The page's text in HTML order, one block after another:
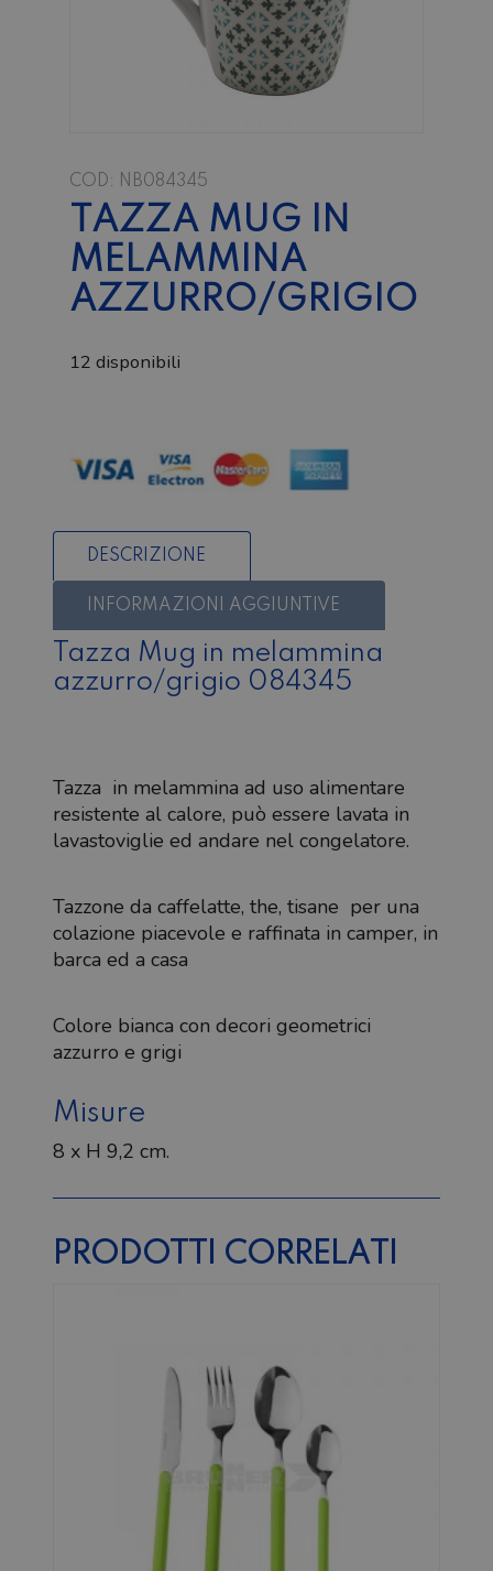
COD: NB084345
TAZZA MUG IN
MELAMMINA
AZZURRO/GRIGIO
12 disponibili
in
azzurro/grigio
quantità
DESCRIZIONE
INFORMAZIONI AGGIUNTIVE
Tazza Mug in melammina
azzurro/grigio 084345
Tazza in melammina ad uso alimentare
resistente al calore, può essere lavata in
lavastoviglie ed andare nel congelatore.
Tazzone da caffelatte, the, tisane per una
colazione piacevole e raffinata in camper, in
barca ed a casa
Colore bianca con decori geometrici
azzurro e grigi
Misure
8 x H 9,2 cm.
PRODOTTI CORRELATI